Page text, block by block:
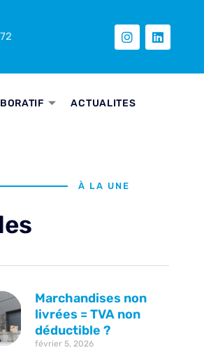
ACTUALITES
À LA UNE
Marchandises non
livrées = TVA non
déductible ?
février 5, 2026